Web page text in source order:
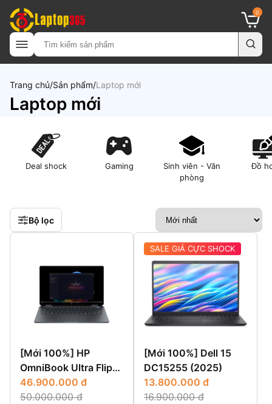
0
Trang chủ Sản phẩm Laptop mới
Laptop mới
Deal shock Gaming
Sinh viên - Văn
phòng
Đồ
Bộ lọc
[Mới 100%] HP
OmniBook Ultra Flip
x360 14-fh0033dx
(2025)
46.900.000 đ
50.000.000 đ
SALE GIÁ CỰC SHOCK
[Mới 100%] Dell 15
DC15255 (2025)
13.800.000 đ
16.900.000 đ